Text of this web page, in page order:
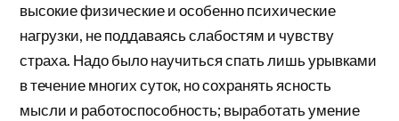
высокие физические и особенно психические
нагрузки, не поддаваясь слабостям и чувству
страха. Надо было научиться спать лишь урывками
в течение многих суток, но сохранять ясность
мысли и работоспособность; выработать умение